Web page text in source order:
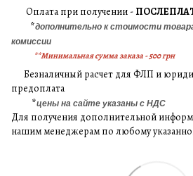
Оплата при получении -
*дополнительно к стоимости
комиссии
**Минимальная сумма заказа - 500 грн
Безналичный расчет для ФЛП и
предоплата
*цены на сайте указаны с НДС
Для получения дополнительной
нашим менеджерам по любому